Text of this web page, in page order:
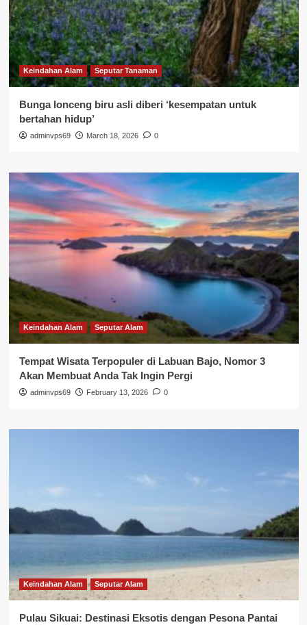
Keindahan Alam Seputar Tanaman
Bunga lonceng biru asli diberi ‘kesempatan untuk
bertahan hidup’
adminvps69 March 18, 2026 0
Keindahan Alam Seputar Alam
Tempat Wisata Terpopuler di Labuan Bajo, Nomor 3
Akan Membuat Anda Tak Ingin Pergi
adminvps69 February 13, 2026 0
Keindahan Alam Seputar Alam
Pulau Sikuai: Destinasi Eksotis dengan Pesona Pantai